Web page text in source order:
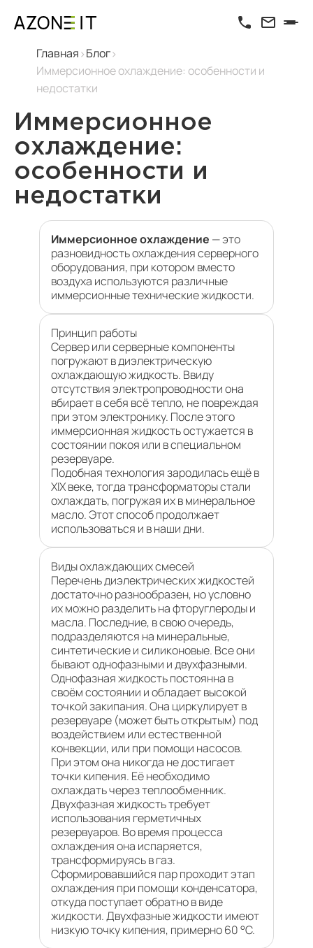
Главная Блог
Иммерсионное охлаждение: особенности и
недостатки
Иммерсионное
охлаждение:
особенности и
недостатки
Иммерсионное охлаждение — это
разновидность охлаждениясерверного
оборудования, при котором вместо
воздуха используются различные
иммерсионные технические жидкости.
Принцип работы
Сервер или серверные компоненты
погружают в диэлектрическую
охлаждающую жидкость. Ввиду
отсутствия электропроводности она
вбирает в себя всё тепло, не повреждая
при этом электронику. После этого
иммерсионная жидкость остужается в
состоянии покоя или в специальном
резервуаре.
Подобная технология зародилась ещё в
XIX веке, тогда трансформаторы стали
охлаждать, погружая их в минеральное
масло. Этот способ продолжает
использоваться и в наши дни.
Виды охлаждающих смесей
Перечень диэлектрических жидкостей
достаточно разнообразен, но условно
их можно разделить на фторуглероды и
масла. Последние, в свою очередь,
подразделяются на минеральные,
синтетические и силиконовые. Все они
бывают однофазными и двухфазными.
Однофазная жидкость постоянна в
своём состоянии и обладает высокой
точкой закипания. Она циркулирует в
резервуаре (может быть открытым) под
воздействием или естественной
конвекции, или при помощи насосов.
При этом она никогда не достигает
точки кипения. Её необходимо
охлаждать через теплообменник.
Двухфазная жидкость требует
использования герметичных
резервуаров. Во время процесса
охлаждения она испаряется,
трансформируясь в газ.
Сформировавшийся пар проходит этап
охлаждения при помощи конденсатора,
откуда поступает обратно в виде
жидкости. Двухфазные жидкости имеют
низкую точку кипения, примерно 60 °C.